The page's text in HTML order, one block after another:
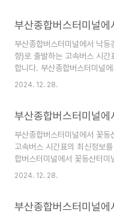
도시와 주요 거점 도시를 연결
이동 수단을 제공합니다.서울
산종합버스터미널 안내 부산종
로, 고속버스와 시외버스를
연결합니다. 특히 부산 지하철
되어 대중교통 접근성이 매우
연락처주소: 부산광역시 금정
고속버스는 주로 대도시와 주
며, 빠르고 편리한 이동 수단
부산종합버스터미널에서 낙동
향)로 출발하는 고속버스 시간
합니다. 부산종합버스터미널
(상주방향)로 출발하는 고속버
기 부산종합버스터미널 안내
허브로, 고속버스와 시외버스
시를 연결합니다. 특히 부산
연결되어 대중교통 접근성이
및 연락처주소: 부산광역시 금
선고속버스는 주로 대도시와
하며, 빠르고 편리한 이동 수단
2024. 12. 28.
부산종합버스터미널에서 꽃동
고속버스 시간표의 최신정보
합버스터미널에서 꽃동산터미
스의 출발 시간, 주요 노선, 요
내 부산종합버스터미널은 부산
2024. 12. 28.